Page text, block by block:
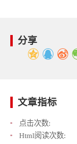
分享
文章指标
点击次数:
Html阅读次数: